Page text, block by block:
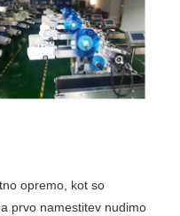
opremo, kot so
prvo namestitev nudimo